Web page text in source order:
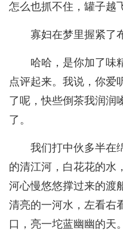
怎么也抓不住，罐子越
寡妇在梦里握紧了
哈哈，是你加了味
点评起来。我说，你爱
了呢，快些倒茶我润润
了。
我们打中伙多半在
的清江河，白花花的水
河心慢悠悠撑过来的渡
清亮的一河水，左看右
口，亮一坨蓝幽幽的天。